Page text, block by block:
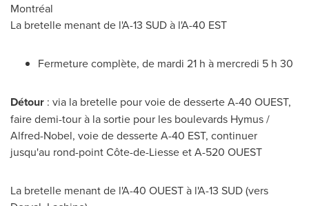
Montréal
La bretelle menant de l'A-13 SUD à l'A-40 EST
Fermeture complète, de mardi 21 h à mercredi 5 h 30
Détour : via la bretelle pour voie de desserte A-40 OUEST,
faire demi-tour à la sortie pour les boulevards Hymus /
Alfred-Nobel, voie de desserte A-40 EST, continuer
jusqu'au rond-point Côte-de-Liesse et A-520 OUEST
La bretelle menant de l'A-40 OUEST à l'A-13 SUD (vers